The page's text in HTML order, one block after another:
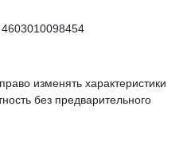
4603010098454
изменять характеристики
без предварительного